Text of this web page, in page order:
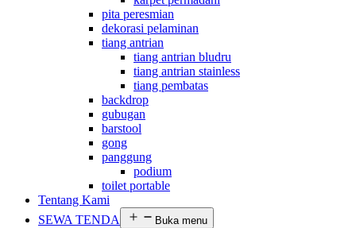
pita peresmian
dekorasi pelaminan
tiang antrian
tiang antrian bludru
tiang antrian stainless
tiang pembatas
backdrop
gubugan
barstool
gong
panggung
podium
toilet portable
Tentang Kami
SEWA TENDA
Buka menu